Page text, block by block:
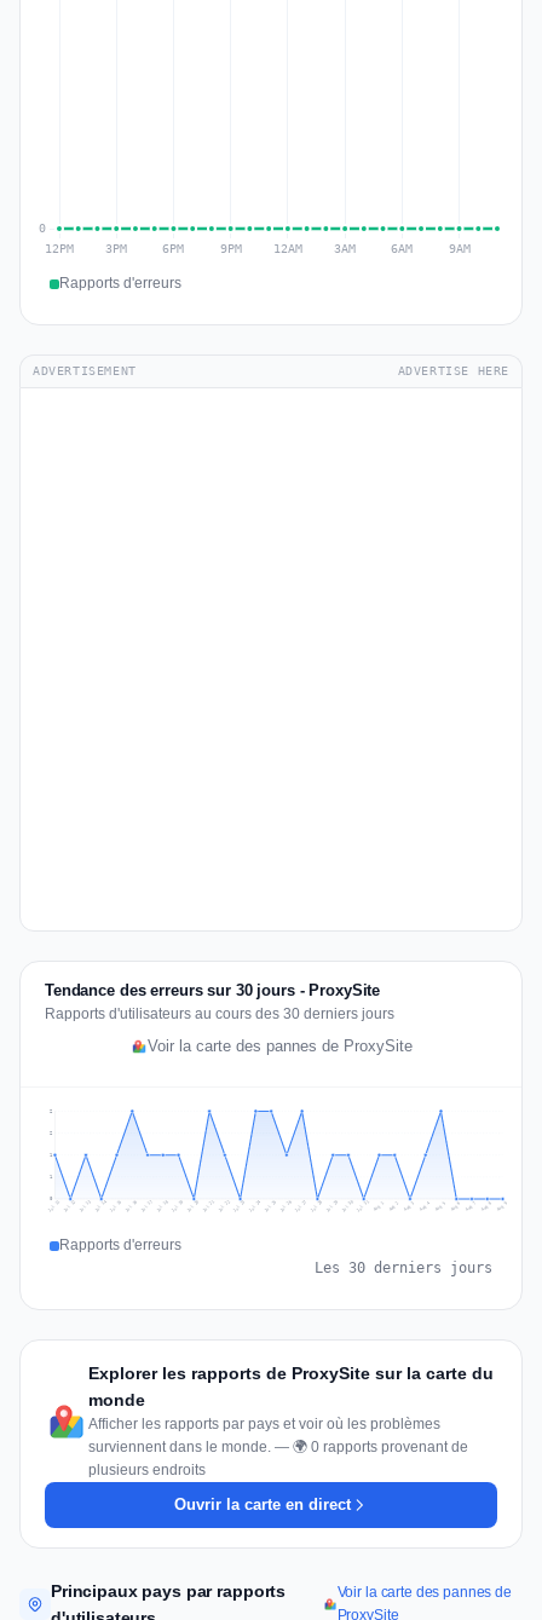
Rapports d'erreurs
ADVERTISEMENT ADVERTISE HERE
Tendance des erreurs sur 30 jours - ProxySite
Rapports d'utilisateurs au cours des 30 derniers jours
Voir la carte des pannes de ProxySite
1
1
2
2
Jul 11 Jul 12 Jul 13 Jul 14 Jul 15 Jul 16 Jul 17 Jul 18 Jul 19 Jul 20 Jul 21 Jul 22 Jul 23 Jul 24 Jul 25 Jul 26 Jul 27 Jul 28 Jul 29 Jul 30 Jul 31 Aug 1 Aug 2 Aug 3 Aug 4 Aug 5 Aug 6 Aug 7 Aug 8 Aug 9
Rapports d'erreurs
Les 30 derniers jours
Explorer les rapports de ProxySite sur la carte du
monde
Afficher les rapports par pays et voir où les problèmes
surviennent dans le monde. — 🌍 0 rapports provenant de
plusieurs endroits
Ouvrir la carte en direct
Principaux pays par rapports
Voir la carte des pannes de
ProxySite